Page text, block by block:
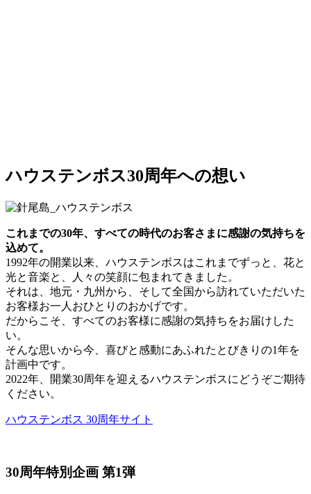
ハウステンボス30周年への想い
これまでの30年、すべての時代のお客さまに感謝の気持ちを
込めて。
1992年の開業以来、ハウステンボスはこれまでずっと、花と
光と音楽と、人々の笑顔に包まれてきました。
それは、地元・九州から、そして全国から訪れていただいた
お客様お一人おひとりのおかげです。
だからこそ、すべてのお客様に感謝の気持ちをお届けした
い。
そんな思いから今、喜びと感動にあふれたとびきりの1年を
計画中です。
2022年、開業30周年を迎えるハウステンボスにどうぞご期待
ください。
ハウステンボス 30周年サイト
30周年特別企画 第1弾